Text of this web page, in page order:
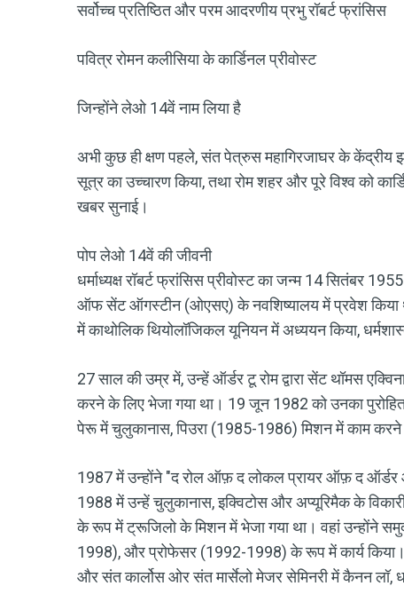
सर्वोच्च प्रतिष्ठित और परम आदरणीय प्रभु रॉबर्ट फ्रांसिस
पवित्र रोमन कलीसिया के कार्डिनल प्रीवोस्ट
जिन्होंने लेओ 14वें नाम लिया है
अभी कुछ ही क्षण पहले, संत पेत्रुस महागिरजाघर के केंद्रीय
सूत्र का उच्चारण किया, तथा रोम शहर और पूरे विश्व को
खबर सुनाई।
पोप लेओ 14वें की जीवनी
धर्माध्यक्ष रॉबर्ट फ्रांसिस प्रीवोस्ट का जन्म 14 सितंबर
ऑफ सेंट ऑगस्टीन (ओएसए) के नवशिष्यालय में प्रवेश किया
में काथोलिक थियोलॉजिकल यूनियन में अध्ययन किया,
27 साल की उम्र में, उन्हें ऑर्डर टू रोम द्वारा सेंट थॉमस
करने के लिए भेजा गया था। 19 जून 1982 को उनका
पेरू में चुलुकानास, पिउरा (1985-1986) मिशन में काम करने
1987 में उन्होंने "द रोल ऑफ़ द लोकल प्रायर ऑफ़ द ऑर्डर
1988 में उन्हें चुलुकानास, इक्विटोस और अप्यूरिमैक के
के रूप में ट्रूजिलो के मिशन में भेजा गया था। वहां उन्होंने
1998), और प्रोफेसर (1992-1998) के रूप में कार्य
और संत कार्लोस ओर संत मार्सेलो मेजर सेमिनरी में कैनन लॉ,